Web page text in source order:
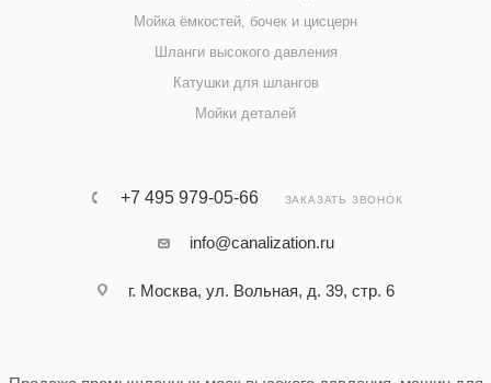
Мойка ёмкостей, бочек и цисцерн
Шланги высокого давления
Катушки для шлангов
Мойки деталей
+7 495 979-05-66 ЗАКАЗАТЬ ЗВОНОК
info@canalization.ru
г. Москва, ул. Вольная, д. 39, стр. 6